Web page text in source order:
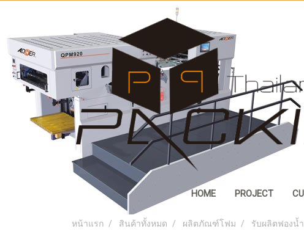
HOME PROJECT
หน้าแรก สินค้าทั้งหมด ผลิตภัณฑ์โฟม รับผลิตฟองน้